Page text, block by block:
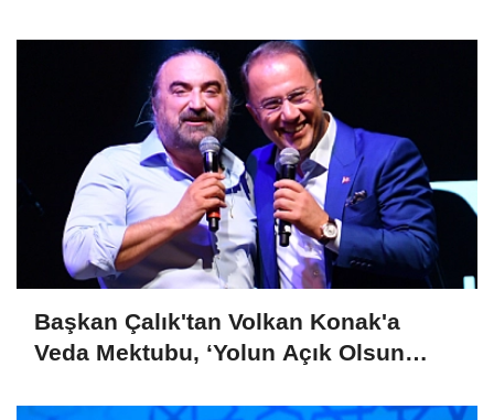
Başkan Çalık'tan Volkan Konak'a
Veda Mektubu, ‘Yolun Açık Olsun